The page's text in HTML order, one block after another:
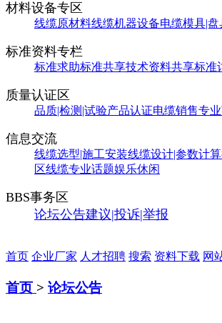
材料设备专区
线缆原材料线缆机器设备电缆模具|盘
标准资料专栏
标准求助标准共享技术资料共享标准
质量认证区
品质|检测|试验产品认证电缆销售专
信息交流
线缆选型|施工安装线缆设计|参数计算
区线缆专业话题娱乐休闲
BBS事务区
论坛公告建议|投诉|举报
首页 企业厂家 人才招聘 搜索 资料下载 网
首页 > 论坛公告